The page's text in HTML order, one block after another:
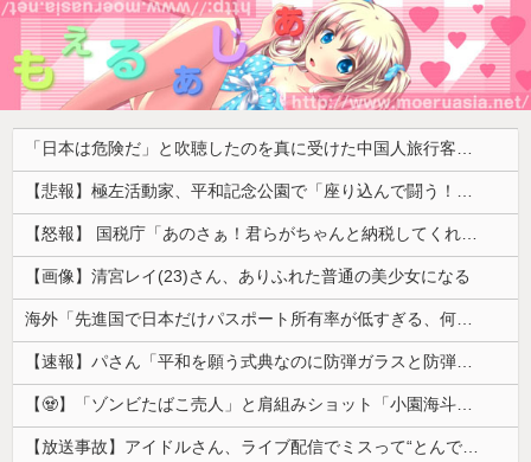
「日本は危険だ」と吹聴したのを真に受けた中国人旅行客、だが代替旅行先が日本ほど安全ではなかった結果……
【悲報】極左活動家、平和記念公園で「座り込んで闘う！」と意気込むも… → 警察に完全排除されてしまう ………
【怒報】 国税庁「あのさぁ！君らがちゃんと納税してくれないとこうなっちゃうけどどうする？！」←これw w w w w w w w
【画像】清宮レイ(23)さん、ありふれた普通の美少女になる
海外「先進国で日本だけパスポート所有率が低すぎる、何故なのか」
【速報】パさん「平和を願う式典なのに防弾ガラスと防弾バッグSP」安倍元首相の悲劇や石破前首相も同環境だったことは忘れる
【🧟】「ゾンビたばこ売人」と肩組みショット「小園海斗」に注がれる“厳しい視線” 「レギュラー剥奪も選択肢のひとつに」
【放送事故】アイドルさん、ライブ配信でミスって“とんでもないもの”を映してしまいネット騒然ｗｗｗ 【Pickup07092038】